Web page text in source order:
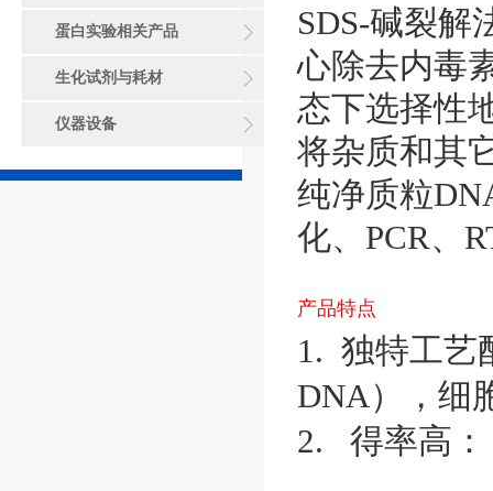
蛋白实验相关产品
生化试剂与耗材
仪器设备
SDS-碱裂解
心除去内毒
态下选择性
将杂质和其
纯净质粒
化、PCR、
产品特点
1. 独特工艺
DNA），细
2. 得率高：